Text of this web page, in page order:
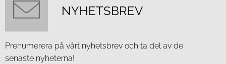
NYHETSBREV
Prenumerera på vårt nyhetsbrev och ta del av de
senaste nyheterna!